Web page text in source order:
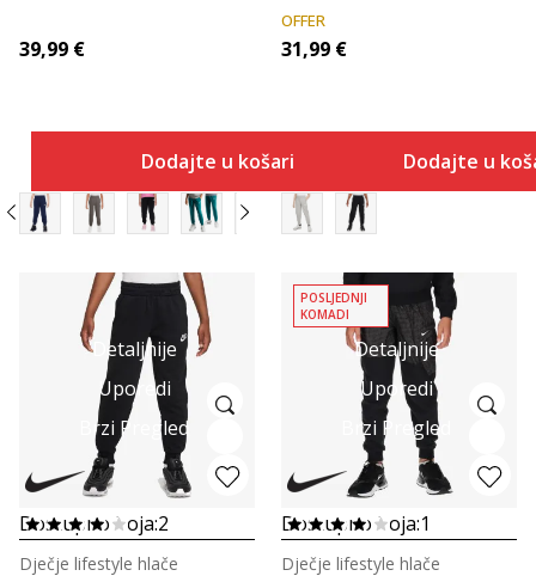
39,99 €
Dodajte u košaricu
OFFER
31,99 €
Dodajte u
Detaljnije
Uporedi
Brzi Pregled
Dostupno boja:2
Dječje lifestyle hlače
Detaljnije
Uporedi
Brzi Pregled
POSLJEDNJI
KOMADI
Dostupno boja:1
Dječje lifestyle hlače